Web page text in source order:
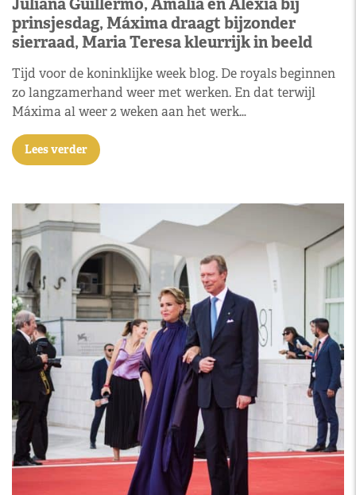
prinsjesdag, Máxima draagt bijzonder
sierraad, Maria Teresa kleurrijk in beeld
Tijd voor de koninklijke week blog. De royals beginnen
zo langzamerhand weer met werken. En dat terwijl
Máxima al weer 2 weken aan het werk…
Lees verder